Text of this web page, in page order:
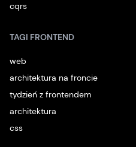
cqrs
TAGI FRONTEND
web
architektura na froncie
tydzień z frontendem
architektura
css